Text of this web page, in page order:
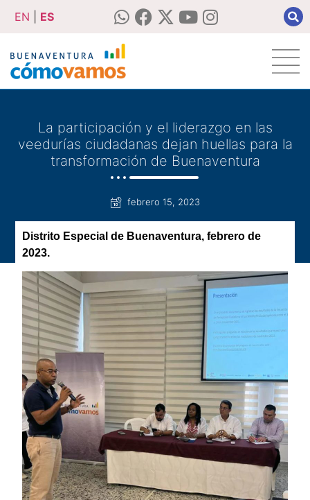
EN ES
La participación y el liderazgo en las
veedurías ciudadanas dejan huellas para la
transformación de Buenaventura
febrero 15, 2023
Distrito Especial de Buenaventura, febrerode
2023.